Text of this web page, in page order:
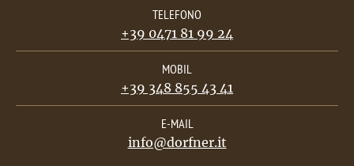
TELEFONO
+39 0471 81 99 24
MOBIL
+39 348 855 43 41
E-MAIL
info@dorfner.it